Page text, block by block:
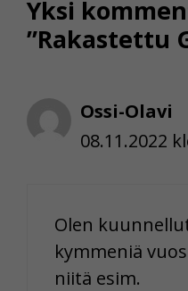
Yksi
”Rakastettu
Ossi-Olavi
08.11.2022
Olen
kymmeniä
niitä esim.